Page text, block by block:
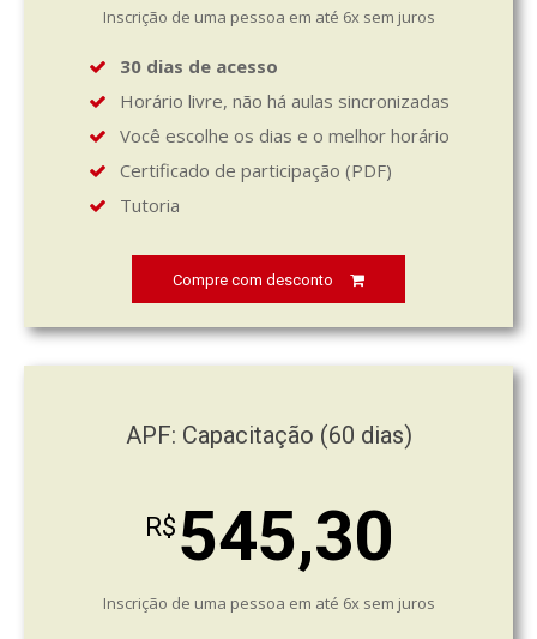
Inscrição de uma pessoa em até 6x sem juros
30 dias de acesso
Horário livre, não há aulas sincronizadas
Você escolhe os dias e o melhor horário
Certificado de participação (PDF)
Tutoria
Compre com desconto
APF: Capacitação (60 dias)
R$ 545,30
Inscrição de uma pessoa em até 6x sem juros